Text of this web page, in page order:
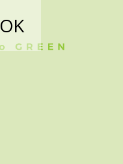
OK